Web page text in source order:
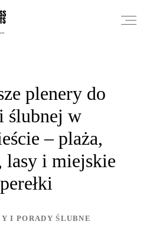
plenery do
ślubnej w
– plaża,
lasy i miejskie
perełki
I PORADY ŚLUBNE
WORKS
WORKS